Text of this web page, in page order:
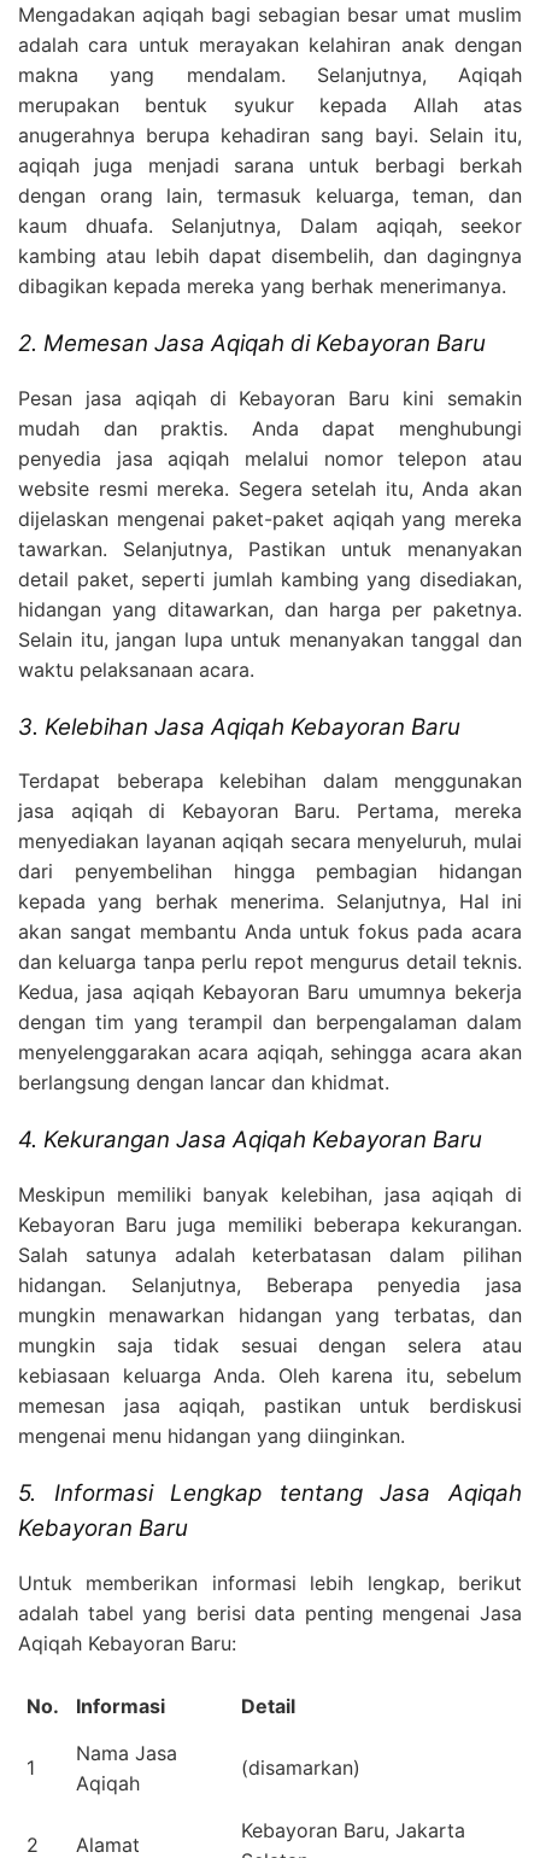
Mengadakan aqiqah bagi sebagian besar umat muslim
adalah cara untuk merayakan kelahiran anak dengan
makna yang mendalam. Selanjutnya, Aqiqah
merupakan bentuk syukur kepada Allah atas
anugerahnya berupa kehadiran sang bayi. Selain itu,
aqiqah juga menjadi sarana untuk berbagi berkah
dengan orang lain, termasuk keluarga, teman, dan
kaum dhuafa. Selanjutnya, Dalam aqiqah, seekor
kambing atau lebih dapat disembelih, dan dagingnya
dibagikan kepada mereka yang berhak menerimanya.
2. Memesan Jasa Aqiqah di Kebayoran Baru
Pesan jasa aqiqah di Kebayoran Baru kini semakin
mudah dan praktis. Anda dapat menghubungi
penyedia jasa aqiqah melalui nomor telepon atau
website resmi mereka. Segera setelah itu, Anda akan
dijelaskan mengenai paket-paket aqiqah yang mereka
tawarkan. Selanjutnya, Pastikan untuk menanyakan
detail paket, seperti jumlah kambing yang disediakan,
hidangan yang ditawarkan, dan harga per paketnya.
Selain itu, jangan lupa untuk menanyakan tanggal dan
waktu pelaksanaan acara.
3. Kelebihan Jasa Aqiqah Kebayoran Baru
Terdapat beberapa kelebihan dalam menggunakan
jasa aqiqah di Kebayoran Baru. Pertama, mereka
menyediakan layanan aqiqah secara menyeluruh, mulai
dari penyembelihan hingga pembagian hidangan
kepada yang berhak menerima. Selanjutnya, Hal ini
akan sangat membantu Anda untuk fokus pada acara
dan keluarga tanpa perlu repot mengurus detail teknis.
Kedua, jasa aqiqah Kebayoran Baru umumnya bekerja
dengan tim yang terampil dan berpengalaman dalam
menyelenggarakan acara aqiqah, sehingga acara akan
berlangsung dengan lancar dan khidmat.
4. Kekurangan Jasa Aqiqah Kebayoran Baru
Meskipun memiliki banyak kelebihan, jasa aqiqah di
Kebayoran Baru juga memiliki beberapa kekurangan.
Salah satunya adalah keterbatasan dalam pilihan
hidangan. Selanjutnya, Beberapa penyedia jasa
mungkin menawarkan hidangan yang terbatas, dan
mungkin saja tidak sesuai dengan selera atau
kebiasaan keluarga Anda. Oleh karena itu, sebelum
memesan jasa aqiqah, pastikan untuk berdiskusi
mengenai menu hidangan yang diinginkan.
5. Informasi Lengkap tentang Jasa Aqiqah
Kebayoran Baru
Untuk memberikan informasi lebih lengkap, berikut
adalah tabel yang berisi data penting mengenai Jasa
Aqiqah Kebayoran Baru:
No. Informasi Detail
1
Nama Jasa
Aqiqah
(disamarkan)
2 Alamat
Kebayoran Baru, Jakarta